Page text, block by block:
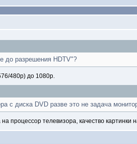
до разрешения HDTV"?
480p) до 1080p.
с диска DVD разве это не задача
процессор телевизора, качество картинки